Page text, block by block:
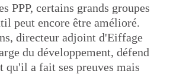
PPP, certains grands groupes
peut encore être amélioré.
directeur adjoint d'Eiffage
du développement, défend
qu'il a fait ses preuves mais